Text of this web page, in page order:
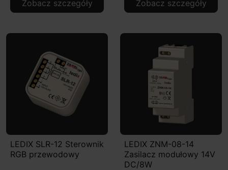
Zobacz szczegóły Zobacz szczegóły
LEDIX SLR-12 Sterownik
RGB przewodowy
LEDIX ZNM-08-14
Zasilacz modułowy 14V
DC/8W